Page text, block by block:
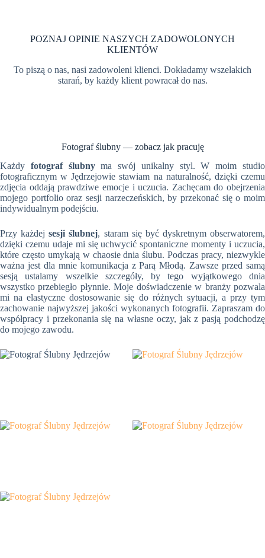
POZNAJ OPINIE NASZYCH ZADOWOLONYCH
KLIENTÓW
To piszą o nas, nasi zadowoleni klienci. Dokładamy wszelakich
starań, by każdy klient powracał do nas.
Fotograf ślubny — zobacz jak pracuję
Każdy fotograf ślubnyma swój unikalny styl. W moim studio
fotograficznym w Jędrzejowie stawiam na naturalność, dzięki czemu
zdjęcia oddają prawdziwe emocje i uczucia. Zachęcam do obejrzenia
mojego portfolio oraz sesji narzeczeńskich, by przekonać się o moim
indywidualnym podejściu.
Przy każdejsesji ślubnej, staram się być dyskretnym obserwatorem,
dzięki czemu udaje mi się uchwycić spontaniczne momenty i uczucia,
które często umykają w chaosie dnia ślubu. Podczas pracy, niezwykle
ważna jest dla mnie komunikacja z Parą Młodą. Zawsze przed samą
sesją ustalamy wszelkie szczegóły, by tego wyjątkowego dnia
wszystko przebiegło płynnie. Moje doświadczenie w branży pozwala
mi na elastyczne dostosowanie się do różnych sytuacji, a przy tym
zachowanie najwyższej jakości wykonanych fotografii. Zapraszam do
współpracy i przekonania się na własne oczy, jak z pasją podchodzę
do mojego zawodu.